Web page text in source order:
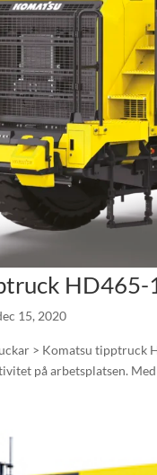
HD465-
15, 2020
> Komatsu tipptruck
på arbetsplatsen.